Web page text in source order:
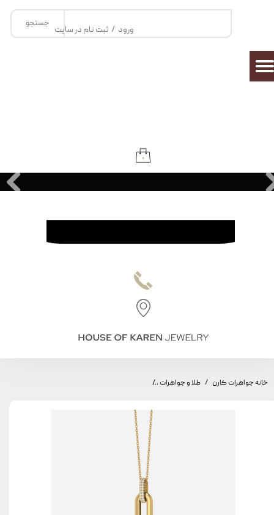
جستجو
۰
ورود / ثبت نام در سایت
تغییر گذر واژه
سفارشات
خانه جواهرات کارن طلا و جواهرات